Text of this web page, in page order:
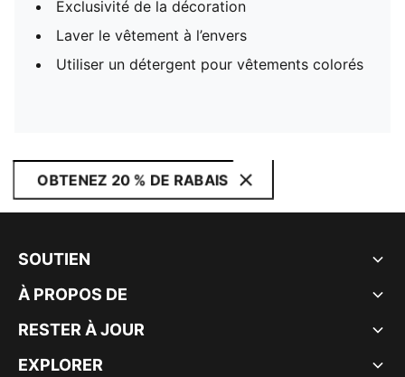
Exclusivité de la décoration
Laver le vêtement à l’envers
Utiliser un détergent pour vêtements colorés
OBTENEZ 20 % DE RABAIS
SOUTIEN
À PROPOS DE
RESTER À JOUR
EXPLORER